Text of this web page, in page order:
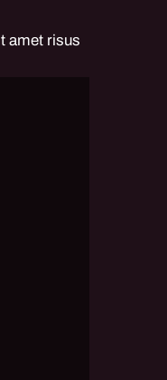
amet risus